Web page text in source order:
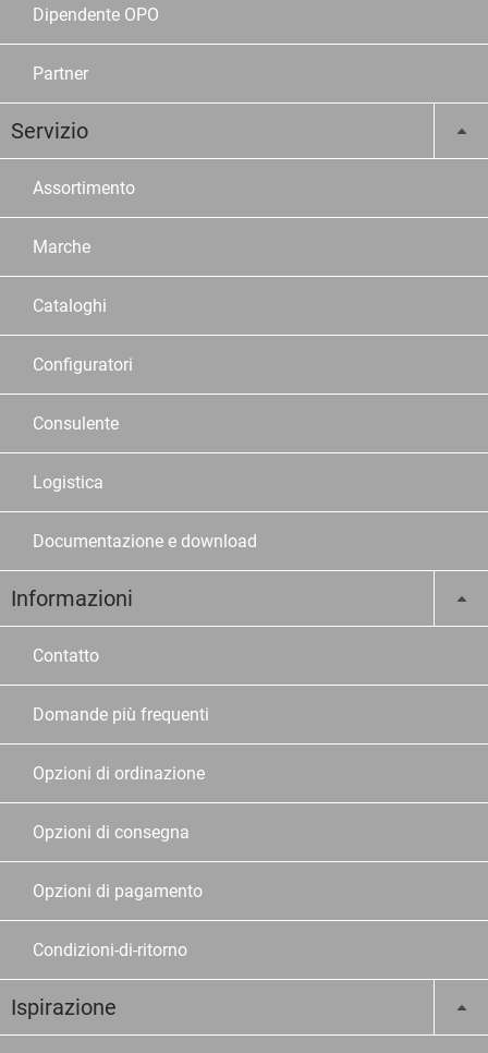
Dipendente OPO
Partner
Servizio
Assortimento
Marche
Cataloghi
Configuratori
Consulente
Logistica
Documentazione e download
Informazioni
Contatto
Domande più frequenti
Opzioni di ordinazione
Opzioni di consegna
Opzioni di pagamento
Condizioni-di-ritorno
Ispirazione